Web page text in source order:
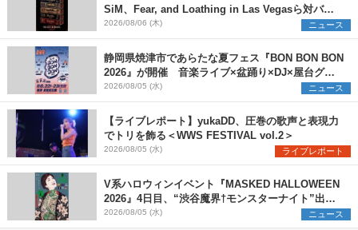
SiM、Fear, and Loathing in Las Vegasら対バン
アーティストを一斉解禁
2026/08/06 (木) ニュース
静岡県焼津市であらたな夏フェス『BON BON BON
2026』が開催 音楽ライブ×盆踊り×DJ×屋台グル
メ×ランタンナイトで彩る2日間
2026/08/05 (水) ニュース
【ライブレポート】yukaDD、圧巻の歌声と表現力
でトリを飾る＜WWS FESTIVAL vol.2＞
2026/08/05 (水) ライブレポート
V系ハロウィンイベント『MASKED HALLOWEEN
2026』4日目、“渋谷魔界†モンスターナイト”出演6
組を発表
2026/08/05 (水) ニュース